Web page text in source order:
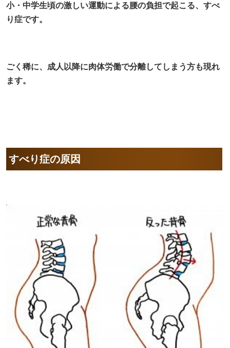
小・中学生頃の激しい運動による腰の負担で起こる、すべ
り症です。
ごく稀に、成人以降に肉体労働で分離してしまう方も現れ
ます。
すべり症の原因